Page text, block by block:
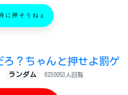
に押そうねぇ
ろ？ちゃんと押せよ罰ゲ
ランダム 6230053人回覧